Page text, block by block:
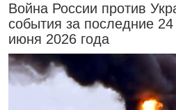
Война России против
события за последние
июня 2026 года